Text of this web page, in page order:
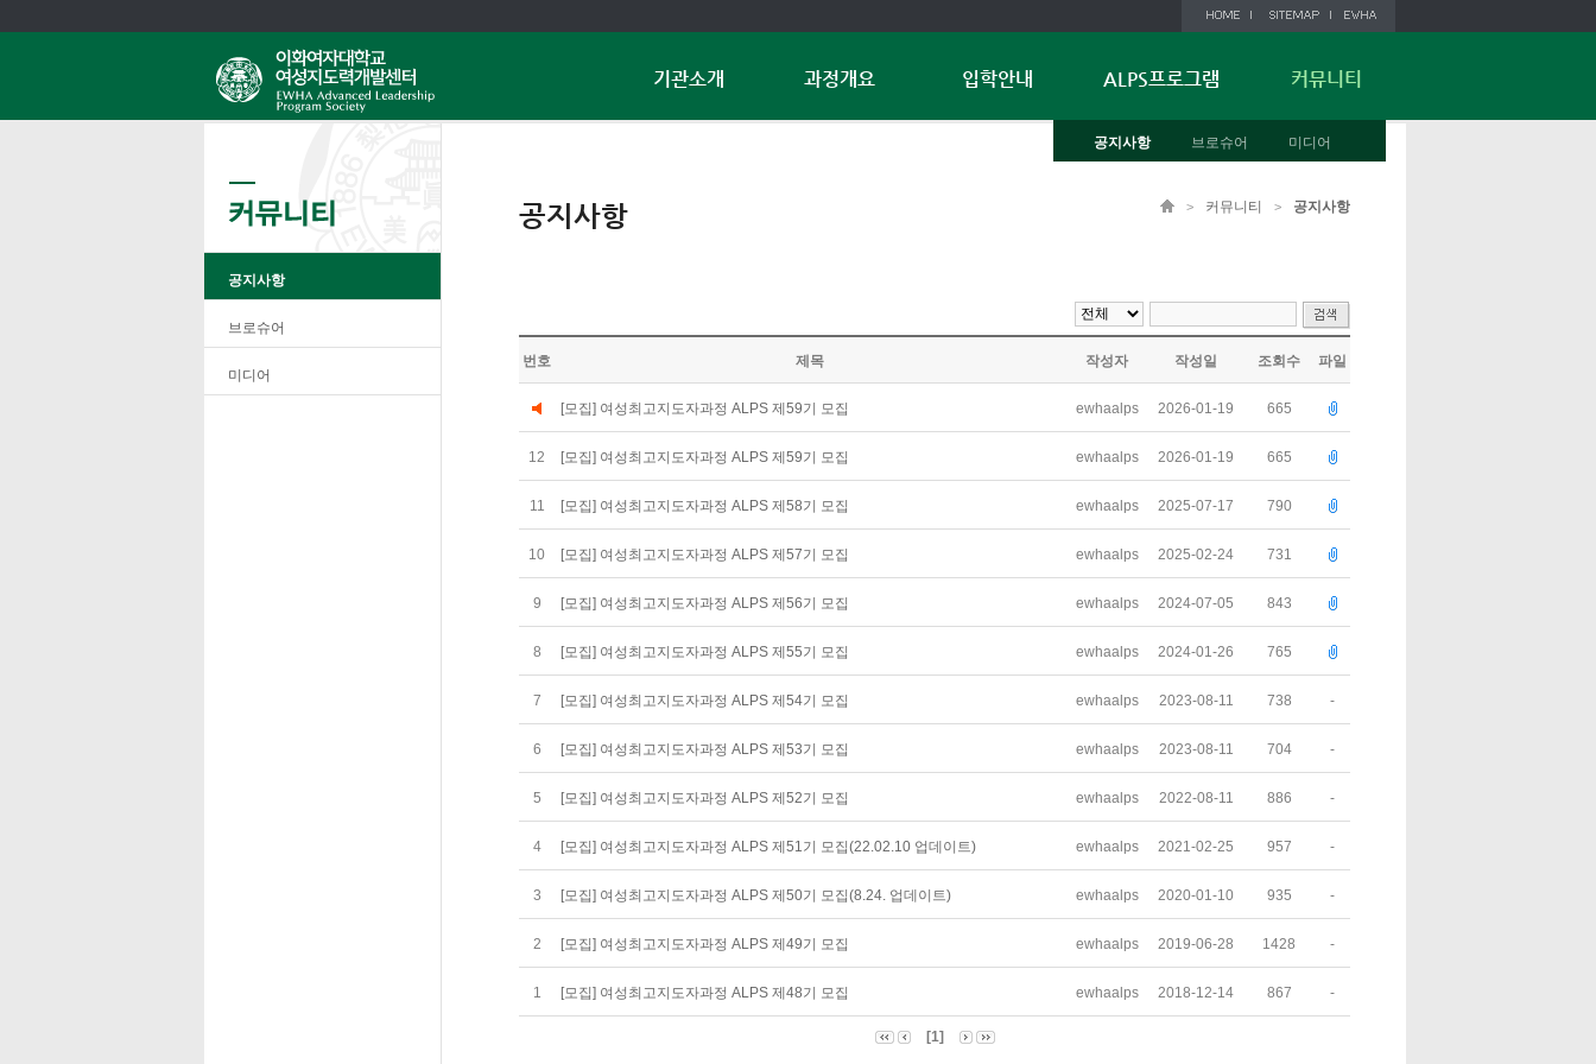
기관소개 과정개요 입학안내 ALPS프로그램 커뮤니티
공지사항 브로슈어 미디어
공지사항
브로슈어
미디어
번호 제목 작성자 작성일 조회수 파일
[모집] 여성최고지도자과정 ALPS 제59기 모집 ewhaalps 2026-01-19 665
12 [모집] 여성최고지도자과정 ALPS 제59기 모집 ewhaalps 2026-01-19 665
11 [모집] 여성최고지도자과정 ALPS 제58기 모집 ewhaalps 2025-07-17 790
10 [모집] 여성최고지도자과정 ALPS 제57기 모집 ewhaalps 2025-02-24 731
9 [모집] 여성최고지도자과정 ALPS 제56기 모집 ewhaalps 2024-07-05 843
8 [모집] 여성최고지도자과정 ALPS 제55기 모집 ewhaalps 2024-01-26 765
7 [모집] 여성최고지도자과정 ALPS 제54기 모집 ewhaalps 2023-08-11 738 -
6 [모집] 여성최고지도자과정 ALPS 제53기 모집 ewhaalps 2023-08-11 704 -
5 [모집] 여성최고지도자과정 ALPS 제52기 모집 ewhaalps 2022-08-11 886 -
4 [모집] 여성최고지도자과정 ALPS 제51기 모집(22.02.10 업데이트) ewhaalps 2021-02-25 957 -
3 [모집] 여성최고지도자과정 ALPS 제50기 모집(8.24. 업데이트) ewhaalps 2020-01-10 935 -
2 [모집] 여성최고지도자과정 ALPS 제49기 모집 ewhaalps 2019-06-28 1428 -
1 [모집] 여성최고지도자과정 ALPS 제48기 모집 ewhaalps 2018-12-14 867 -
[1]
공지사항 > 커뮤니티 > 공지사항